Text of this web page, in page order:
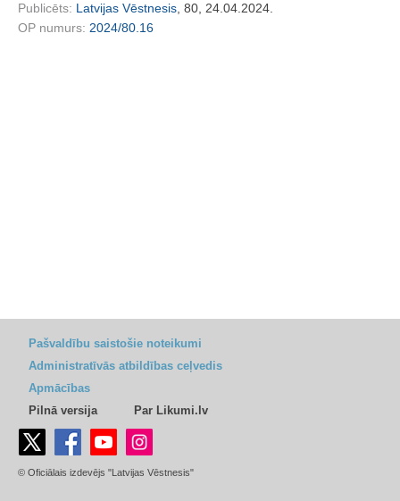
Publicēts: Latvijas Vēstnesis , 80, 24.04.2024.
OP numurs: 2024/80.16
Pašvaldību saistošie noteikumi
Administratīvās atbildības ceļvedis
Apmācības
Pilnā versija
Par Likumi.lv
© Oficiālais izdevējs "Latvijas Vēstnesis"